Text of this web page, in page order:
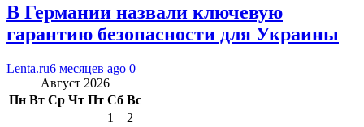
В Германии назвали ключевую
гарантию безопасности для Украины
Lenta.ru6 месяцев ago 0
Август 2026
Пн Вт Ср Чт Пт Сб Вс
1
2